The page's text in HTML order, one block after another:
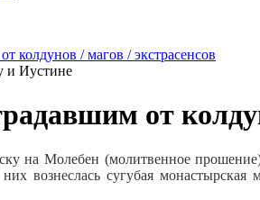
колдунов / магов / экстрасенсов
и Иустине
от
на Молебен (молитвенное
вознеслась сугубая монастырская